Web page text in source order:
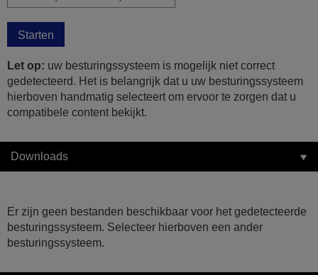
Starten
Let op: uw besturingssysteem is mogelijk niet correct
gedetecteerd. Het is belangrijk dat u uw besturingssysteem
hierboven handmatig selecteert om ervoor te zorgen dat u
compatibele content bekijkt.
Downloads
Er zijn geen bestanden beschikbaar voor het gedetecteerde
besturingssysteem. Selecteer hierboven een ander
besturingssysteem.